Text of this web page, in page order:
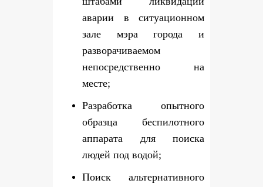
аварии в ситуационном
зале мэра города и
разворачиваемом
непосредственно на
месте;
Разработка опытного
образца беспилотного
аппарата для поиска
людей под водой;
Поиск альтернативного